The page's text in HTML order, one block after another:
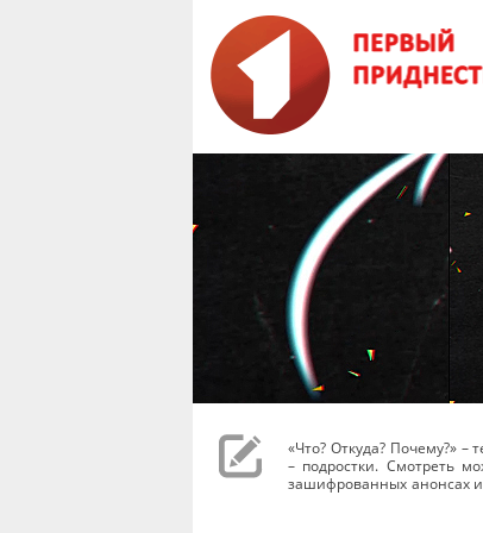
«Что? Откуда? Почему?»
– подростки. Смотреть
зашифрованных анонсах